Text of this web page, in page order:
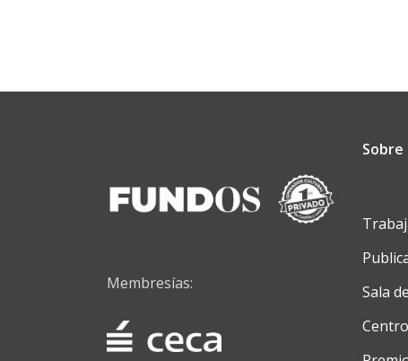
Membresías:
Sobre
Sala